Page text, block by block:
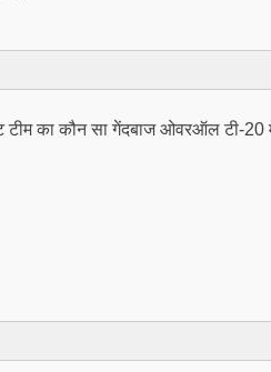
टीम का कौन सा गेंदबाज ओवरऑल टी-20